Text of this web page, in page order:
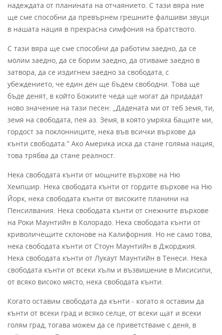
надеждата от планината на отчаянието. С тази вяра ние
ще сме способни да превърнем грешните фалшиви звуци
в нашата нация в прекрасна симфония на братството.
С тази вяра ще сме способни да работим заедно, да се
молим заедно, да се борим заедно, да отиваме заедно в
затвора, да се издигнем заедно за свободата, с
убеждението, че един ден ще бъдем свободни. Това ще
бъде денят, в който Божиите чеда ще могат да придадат
ново значение на тази песен: „Дадената ми от теб земя, ти,
земя на свободата, пея аз. Земя, в която умряха бащите ми,
гордост за поклонниците, нека във всички върхове да
кънти свободата.” Ако Америка иска да стане голяма нация,
това трябва да стане реалност.
Нека свободата кънти от мощните върхове на Ню
Хемпшир. Нека свободата кънти от гордите върхове на Ню
Йорк, нека свободата кънти от високите планини на
Пенсилвания. Нека свободата кънти от снежните върхове
на Роки Маунтийн в Колорадо. Нека свободата кънти от
криволичещите склонове на Калифорния. Но не само това,
нека свободата кънти от Стоун Маунтийн в Джорджия.
Нека свободата кънти от Лукаут Маунтийн в Тенеси. Нека
свободата кънти от всеки хълм и възвишение в Мисисипи,
от всяко високо място, нека свободата кънти.
Когато оставим свободата да кънти - когато я оставим да
кънти от всеки град и всяко селце, от всеки щат и всеки
голям град, тогава можем да се приветстваме с деня, в